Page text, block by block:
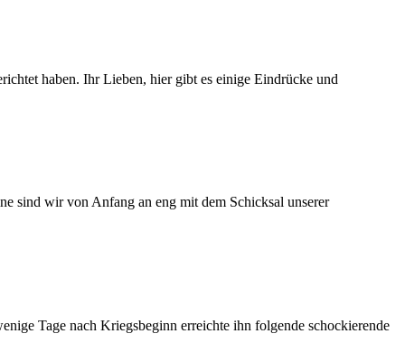
haben. Ihr Lieben, hier gibt es einige Eindrücke und
sind wir von Anfang an eng mit dem Schicksal unserer
Tage nach Kriegsbeginn erreichte ihn folgende schockierende